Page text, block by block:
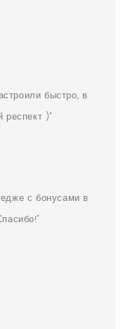
быстро, в
респект )
с бонусами в